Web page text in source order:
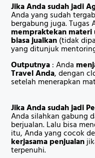
Jika Anda sudah jadi
Anda yang sudah
bergabung juga. Tugas
mempraktekan
biasa jualkan(tidak
yang ditunjuk
Outputnya: Anda
Travel Anda, dengan
setelah menerapkan
Jika Anda sudah jadi
Anda silahkan gabung
berjualan. Lalu bisa
itu, Anda yang cocok
kerjasama penjualan
terpenuhi.